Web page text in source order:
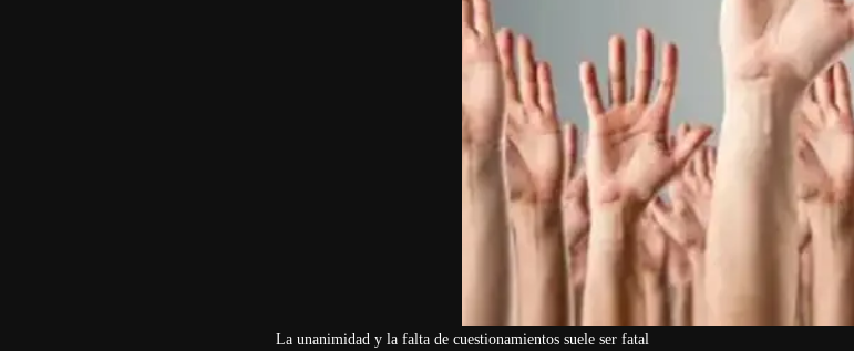
La unanimidad y la falta de cuestionamientos suele ser fatal